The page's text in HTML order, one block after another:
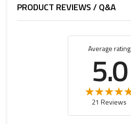
PRODUCT REVIEWS / Q&A
Average rating
5.0
21 Reviews